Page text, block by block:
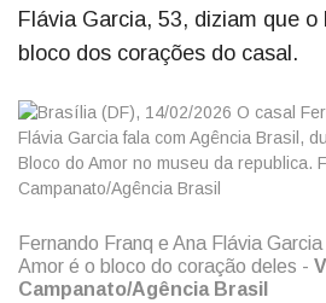
Flávia Garcia, 53, diziam que
bloco dos corações do casal.
Fernando Franq e Ana Flávia
Amor é o bloco do coração deles -
Campanato/Agência Brasil